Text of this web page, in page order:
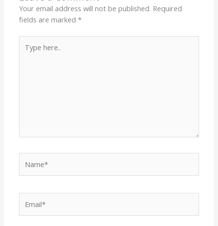
Your email address will not be published. Required
fields are marked*
here..